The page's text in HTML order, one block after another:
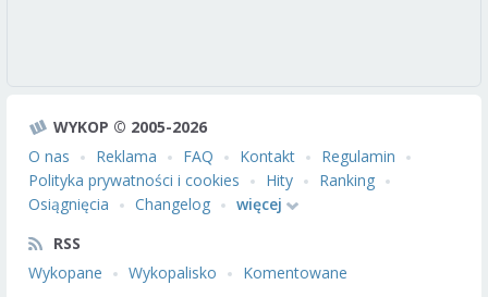
WYKOP © 2005-2026
O nas
Reklama FAQ Kontakt
Regulamin
Polityka prywatności i cookies
Hity
Ranking
Osiągnięcia
Changelog
więcej
RSS
Wykopane
Wykopalisko Komentowane